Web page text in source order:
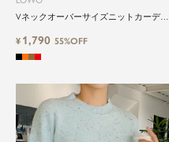
Vネックオーバーサイズニットカーディ
¥ 1,790 55%OFF